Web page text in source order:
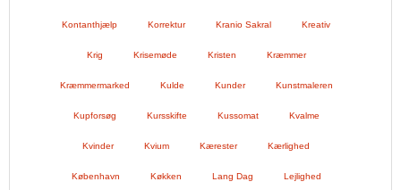
Kontanthjælp Korrektur Kranio Sakral Kreativ
Krig Krisemøde Kristen Kræmmer
Kræmmermarked Kulde Kunder Kunstmaleren
Kupforsøg Kursskifte Kussomat Kvalme
Kvinder Kvium Kærester Kærlighed
København Køkken Lang Dag Lejlighed